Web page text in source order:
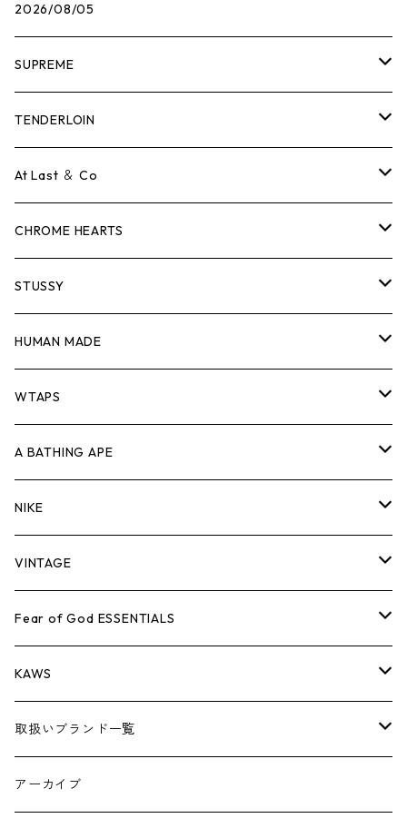
2026/08/05
SUPREME
Tシャツ
ロンTEE
スウェット/ニット
シャツ
ジャケット
パンツ
キャップ・ハット
バッグ
シューズ
小物
コラボレーション
×THE NORTH FACE
×COMME des GARCONS
シーズンアイテム
26SS
BOX LOGOアイテム
TENDERLOIN
Tシャツ
ロンTEE
スウェット/ニット
シャツ
ジャケット
パンツ
キャップ・ハット
バッグ
シューズ
小物
At Last ＆ Co
Tシャツ
ロンTEE
スウェット/ニット
シャツ
ジャケット
パンツ
キャップ・ハット
バッグ
シューズ
小物
CHROME HEARTS
Tシャツ
ロンTEE
スウェット/ニット
シャツ
ジャケット
パンツ
キャップ・ハット
バッグ
シューズ
小物
STUSSY
Tシャツ
ロンTEE
スウェット/ニット
シャツ
ジャケット
パンツ
キャップ・ハット
バッグ
シューズ
HUMAN MADE
Tシャツ
ロンT
スウェット/ニット
シャツ
ジャケット
パンツ
キャップ
バッグ
WTAPS
Tシャツ
ロンTEE
スウェット/ニット
シャツ
ジャケット
パンツ
キャップ・ハット
A BATHING APE
Tシャツ
ロンTEE
スウェット/ニット
シャツ
ジャケット
パンツ
NIKE
シューズ
AIR JORDAN 1
AIR JORDAN 3
アパレル・小物
VINTAGE
Tシャツ
ロンTEE
スウェット/ニット
ジャケット
Fear of God ESSENTIALS
Tシャツ
ロンTEE
スウェット/ニット
KAWS
アパレル
小物
取扱いブランド一覧
A
アーカイブ